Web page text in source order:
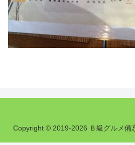
Copyright © 2019-2026 Ｂ級グルメ備